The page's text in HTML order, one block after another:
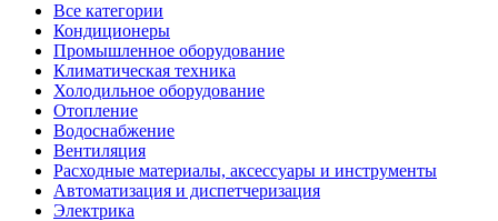
Все категории
Кондиционеры
Промышленное оборудование
Климатическая техника
Холодильное оборудование
Отопление
Водоснабжение
Вентиляция
Расходные материалы, аксессуары и инструменты
Автоматизация и диспетчеризация
Электрика